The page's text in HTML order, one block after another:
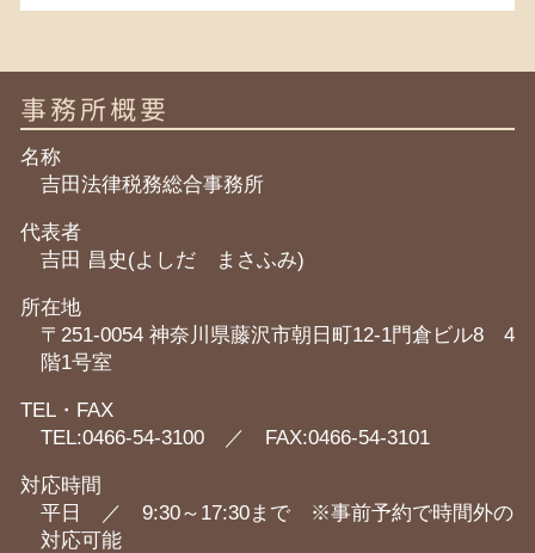
事務所概要
名称
吉田法律税務総合事務所
代表者
吉田 昌史(よしだ まさふみ)
所在地
〒251-0054 神奈川県藤沢市朝日町12-1門倉ビル8 4
階1号室
TEL・FAX
TEL:0466-54-3100 ／ FAX:0466-54-3101
対応時間
平日 ／ 9:30～17:30まで ※事前予約で時間外の
対応可能